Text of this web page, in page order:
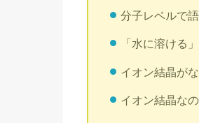
分子レベルで
「水に溶ける
イオン結晶が
イオン結晶な